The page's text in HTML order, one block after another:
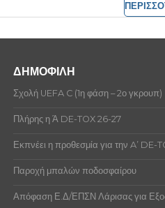
ΔΗΜΟΦΙΛΗ
Σχολή UEFA C (1η φάση – 2ο γκρουπ)
Πλήρης η Ά DE-TOX 26-27
Εκπνέει η προθεσμία για την A’ DE-
Παροχή μπαλών ποδοσφαίρου
Απόφαση Ε.Δ/ΕΠΣΝ Λάρισας για